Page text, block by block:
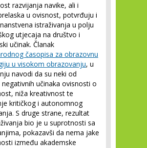
razvijanja navike, ali i
u ovisnost, potvrđuju i
istraživanja u polju
utjecaja na društvo i
učinak. Članak
časopisa za obrazovnu
u visokom obrazovanju, u
navodi da su neki od
negativnih učinaka ovisnosti o
niža kreativnost te
kritičkog i autonomnog
S druge strane, rezultat
bio je u suprotnosti sa
pokazavši da nema jake
između akademske